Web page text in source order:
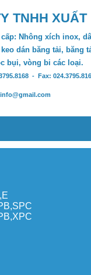
TNHH
Nhông xích inox,
dán băng tải, băng
bụi, vòng bi các loại.
- Fax: